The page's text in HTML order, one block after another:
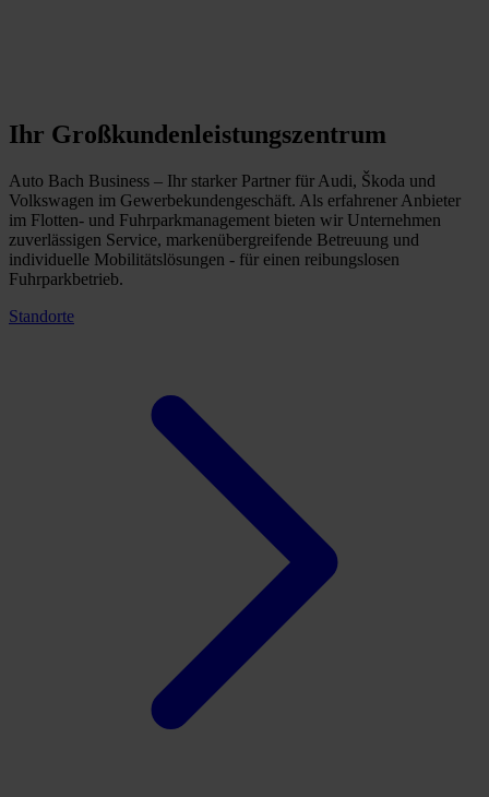
Ihr Großkundenleistungszentrum
Auto Bach Business – Ihr starker Partner für Audi, Škoda und
Volkswagen im Gewerbekundengeschäft. Als erfahrener Anbieter
im Flotten- und Fuhrparkmanagement bieten wir Unternehmen
zuverlässigen Service, markenübergreifende Betreuung und
individuelle Mobilitätslösungen - für einen reibungslosen
Fuhrparkbetrieb.
Standorte